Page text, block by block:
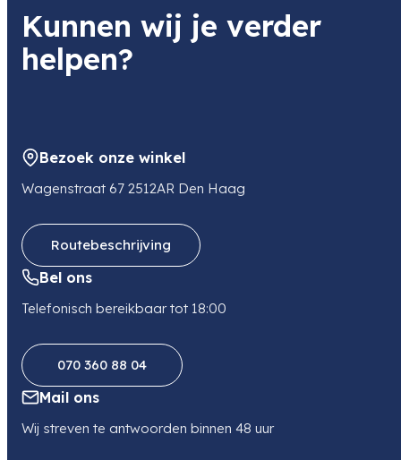
Kunnen wij je verder
helpen?
Bezoek onze winkel
Wagenstraat 67 2512AR Den Haag
Routebeschrijving
Bel ons
Telefonisch bereikbaar tot 18:00
070 360 88 04
Mail ons
Wij streven te antwoorden binnen 48 uur